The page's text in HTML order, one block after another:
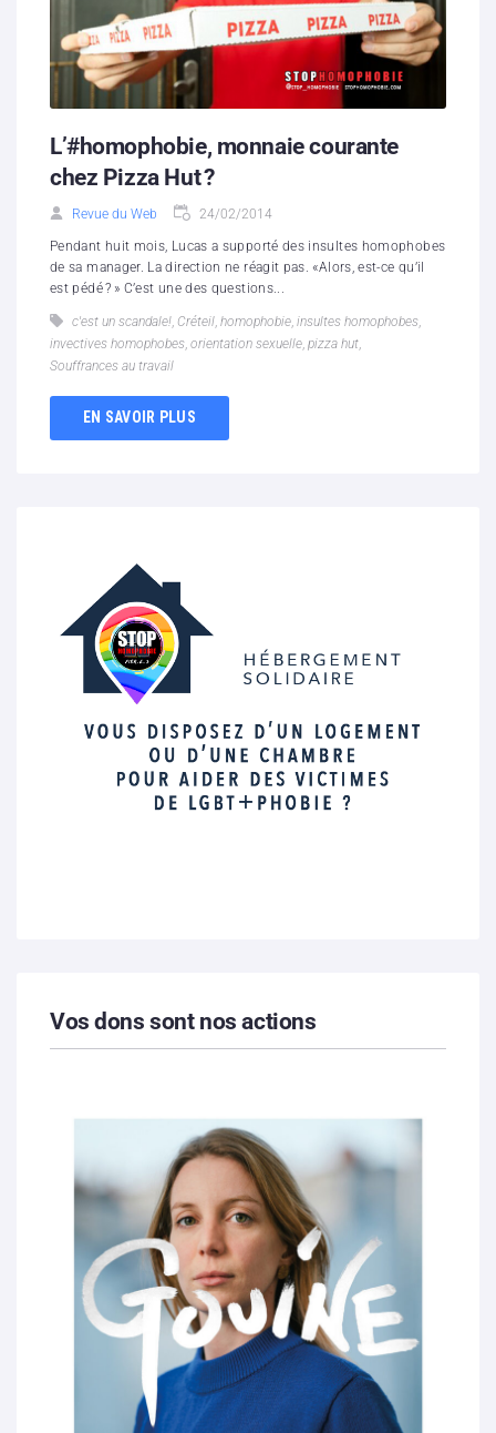
L’#homophobie, monnaie courante
chez Pizza Hut ?
Revue du Web 24/02/2014
Pendant huit mois, Lucas a supporté des insultes homophobes
de sa manager. La direction ne réagit pas. «Alors, est-ce qu’il
est pédé ? » C’est une des questions...
c'est un scandale! Créteil homophobie insultes homophobes
invectives homophobes orientation sexuelle pizza hut
Souffrances au travail
EN SAVOIR PLUS
Vos dons sont nos actions